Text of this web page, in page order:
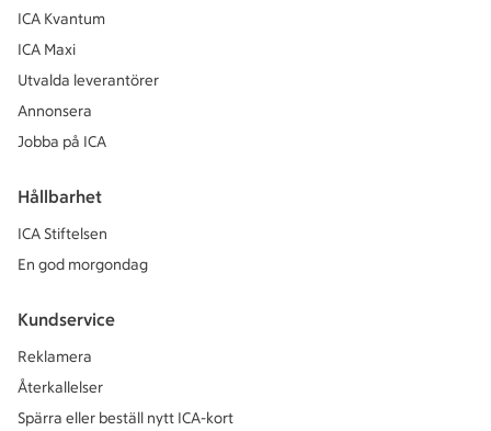
ICA Kvantum
ICA Maxi
Utvalda leverantörer
Annonsera
Jobba på ICA
Hållbarhet
ICA Stiftelsen
En god morgondag
Kundservice
Reklamera
Återkallelser
Spärra eller beställ nytt ICA-kort